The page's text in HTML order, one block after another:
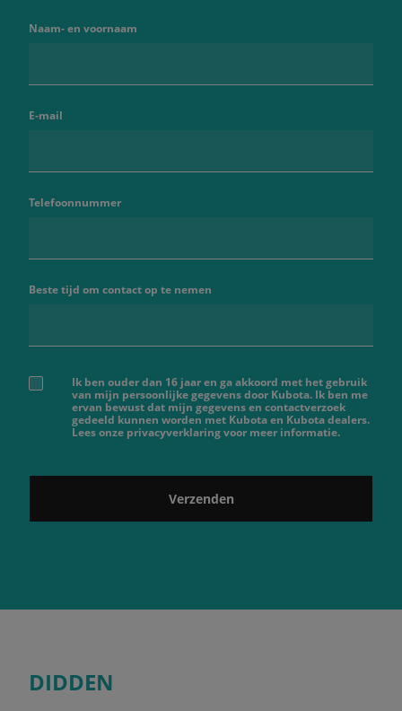
Naam- en voornaam
E-mail
Telefoonnummer
Beste tijd om contact op te nemen
Ik ben ouder dan 16 jaar en ga akkoord met het gebruik
van mijn persoonlijke gegevens door Kubota. Ik ben me
ervan bewust dat mijn gegevens en contactverzoek
gedeeld kunnen worden met Kubota en Kubota dealers.
Lees onze privacyverklaring voor meer informatie.
Verzenden
DIDDEN